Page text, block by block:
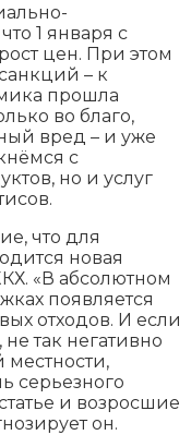
1 января с
цен. При этом
– к
прошла
во благо,
вред – и уже
с
но и услуг
что для
новая
«В абсолютном
появляется
отходов. И если
так негативно
местности,
серьезного
и возросшие
он.